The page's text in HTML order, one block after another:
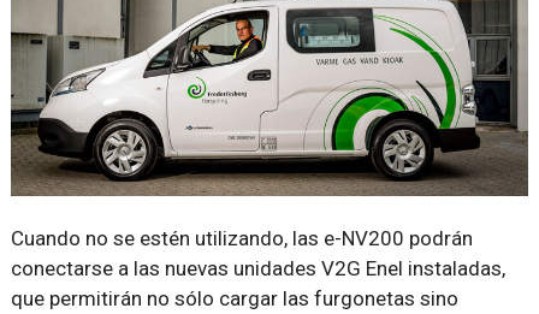
Cuando no se estén utilizando, las e-NV200 podrán
conectarse a las nuevas unidades V2G Enel instaladas,
que permitirán no sólo cargar las furgonetas sino